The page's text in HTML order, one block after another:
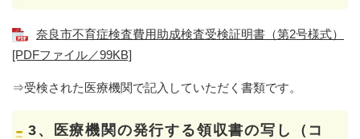
奈良市不育症検査費用助成検査受検証明書（第2号様式）
[PDFファイル／99KB]
⇒受検された医療機関で記入していただく書類です。
3、医療機関の発行する領収書の写し（コ